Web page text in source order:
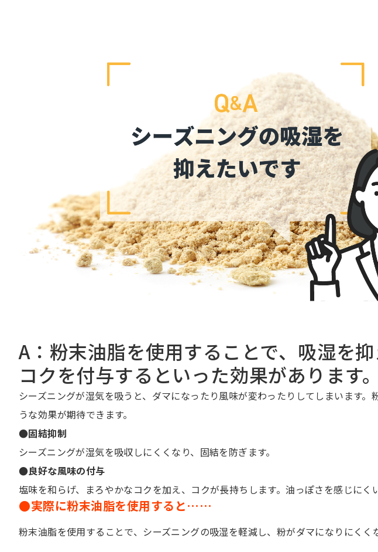
A：粉末油脂を使用することで、吸湿を抑
コクを付与するといった効果があります。
シーズニングが湿気を吸うと、ダマになったり風味が変わったりしてしまいます。
うな効果が期待できます。
●固結抑制
シーズニングが湿気を吸収しにくくなり、固結を防ぎます。
●良好な風味の付与
塩味を和らげ、まろやかなコクを加え、コクが長持ちします。油っぽさを感じにく
●実際に粉末油脂を使用すると……
粉末油脂を使用することで、シーズニングの吸湿を軽減し、粉がダマになりにくく